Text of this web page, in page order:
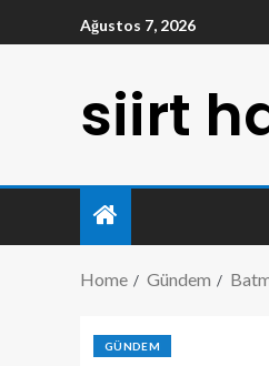
Ağustos 7, 2026
siirt
Home Gündem
GÜNDEM